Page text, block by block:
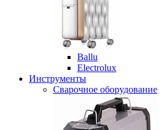
Ballu
Electrolux
Инструменты
Сварочное оборудование